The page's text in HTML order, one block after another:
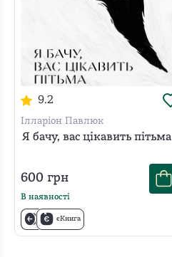
9.2
Ілларіон Павлюк
Я бачу, вас цікавить пітьма
600 грн
В наявності
єКнига